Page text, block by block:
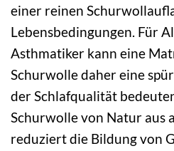
einer reinen
Lebensbedingungen. Für
Asthmatiker kann eine
Schurwolle daher eine
der Schlafqualität
Schurwolle von Natur aus
reduziert die Bildung von